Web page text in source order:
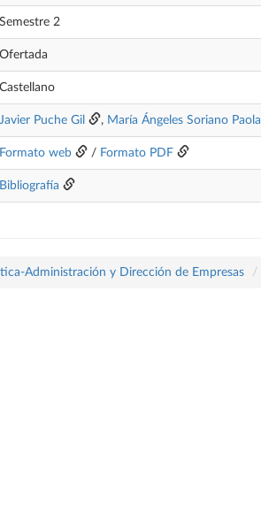
Semestre 2
Ofertada
Castellano
Javier Puche Gil , María Ángeles Soriano Paola
Formato web / Formato PDF
Bibliografía
Administración y Dirección de Empresas